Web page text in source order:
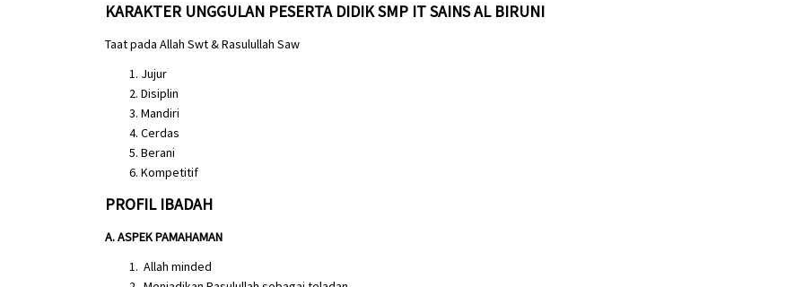
KARAKTER UNGGULAN PESERTA DIDIK SMP IT SAINS AL BIRUNI
Taat pada Allah Swt & Rasulullah Saw
Jujur
Disiplin
Mandiri
Cerdas
Berani
Kompetitif
PROFIL IBADAH
A. ASPEK PAMAHAMAN
Allah minded